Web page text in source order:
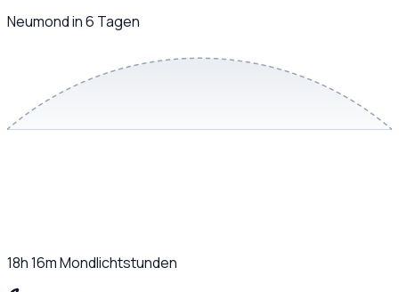
Neumond in 6 Tagen
18h 16mMondlichtstunden